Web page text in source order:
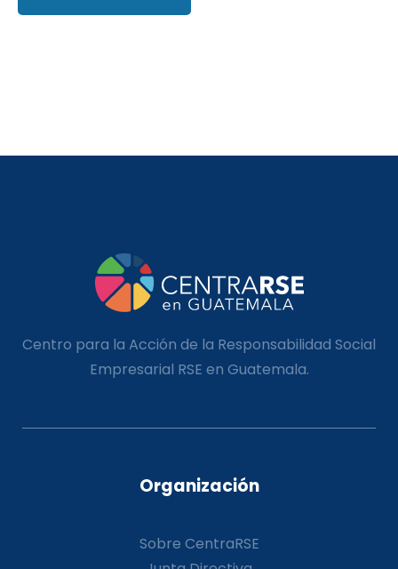
Centro para la Acción de la Responsabilidad Social
Empresarial RSE en Guatemala.
Organización
Sobre CentraRSE